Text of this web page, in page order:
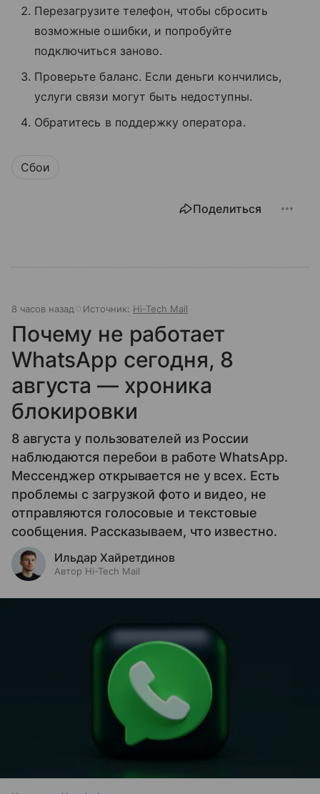
Перезагрузите телефон, чтобы сбросить
возможные ошибки, и попробуйте
подключиться заново.
Проверьте баланс. Если деньги кончились,
услуги связи могут быть недоступны.
Обратитесь в поддержку оператора.
Сбои
Поделиться
8 часов назад Источник: Hi-Tech Mail
Почему не работает
WhatsApp сегодня, 8
августа — хроника
блокировки
8 августа у пользователей из России
наблюдаются перебои в работе WhatsApp.
Мессенджер открывается не у всех. Есть
проблемы с загрузкой фото и видео, не
отправляются голосовые и текстовые
сообщения. Рассказываем, что известно.
Ильдар Хайретдинов
Автор Hi-Tech Mail